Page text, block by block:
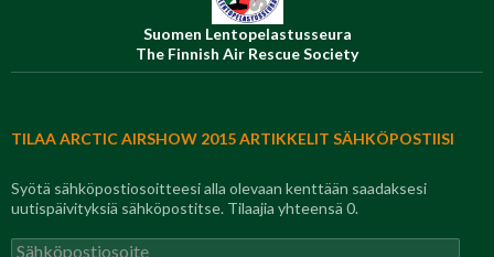
Suomen Lentopelastusseura
The Finnish Air Rescue Society
TILAA ARCTIC AIRSHOW 2015 ARTIKKELIT SÄHKÖPOSTIISI
Syötä sähköpostiosoitteesi alla olevaan kenttään saadaksesi
uutispäivityksiä sähköpostitse. Tilaajia yhteensä 0.
Sähköpostiosoite